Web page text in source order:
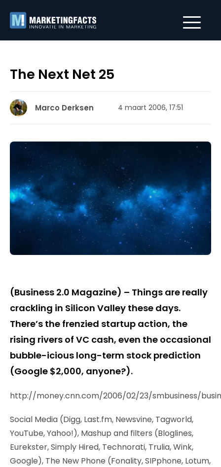
The Next Net 25
Marco Derksen 4 maart 2006, 17:51
(Business 2.0 Magazine) – Things are really
crackling in Silicon Valley these days.
There’s the frenzied startup action, the
rising rivers of VC cash, even the occasional
bubble-icious long-term stock prediction
(Google $2,000, anyone?).
http://money.cnn.com/2006/02/23/smbusiness/
Social Media (Digg, Last.fm, Newsvine, Tagworld,
YouTube, Yahoo!), Mashup and filters (Bloglines,
Eurekster, Simply Hired, Technorati, Trulia, Wink,
Google), The New Phone (Fonality, SIPphone, Lotum,